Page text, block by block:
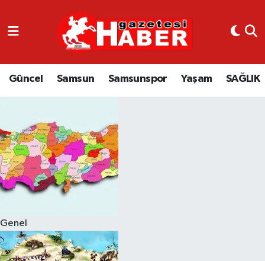
Güncel Samsun Samsunspor Yaşam SAĞLIK
Genel
GÜNCEL
SAMSUN
EKONOMİ
YAŞAM